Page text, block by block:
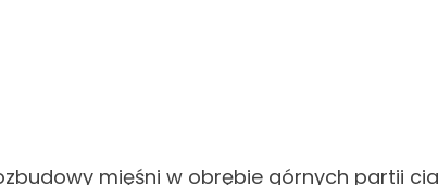
mięśni w obrębie górnych partii